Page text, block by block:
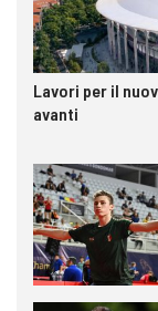
Lavori per il
avanti